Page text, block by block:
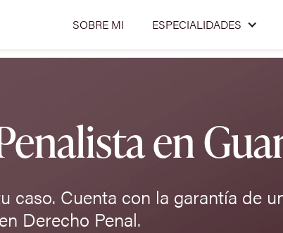
SOBRE MI ESPECIALIDADES
en
caso. Cuenta con la garantía de
Derecho Penal.